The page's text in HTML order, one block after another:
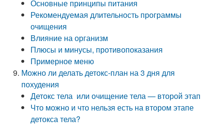
Основные принципы питания
Рекомендуемая длительность программы
очищения
Влияние на организм
Плюсы и минусы, противопоказания
Примерное меню
Можно ли делать детокс-план на 3 дня для
похудения
Детокс тела или очищение тела — второй этап
Что можно и что нельзя есть на втором этапе
детокса тела?